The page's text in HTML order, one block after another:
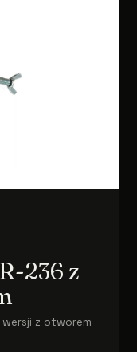
236 z
z otworem